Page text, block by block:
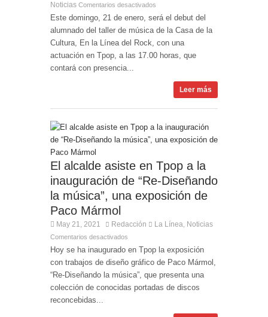
Noticias Comentarios desactivados
Este domingo, 21 de enero, será el debut del
alumnado del taller de música de la Casa de la
Cultura, En la Línea del Rock, con una
actuación en Tpop, a las 17.00 horas, que
contará con presencia...
Leer más
El alcalde asiste en Tpop a la
inauguración de “Re-Diseñando
la música”, una exposición de
Paco Mármol
May 21, 2021 Redacción La Línea Noticias
Comentarios desactivados
Hoy se ha inaugurado en Tpop la exposición
con trabajos de diseño gráfico de Paco Mármol,
“Re-Diseñando la música”, que presenta una
colección de conocidas portadas de discos
reconcebidas...